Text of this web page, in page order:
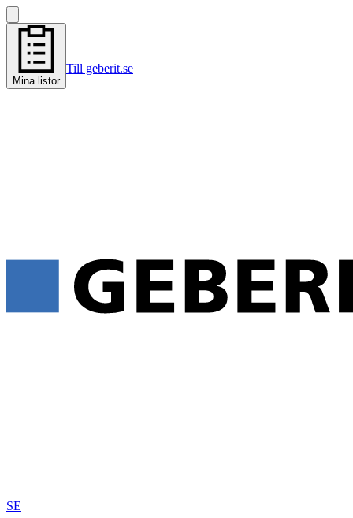
Mina listor
Till geberit.se
SE